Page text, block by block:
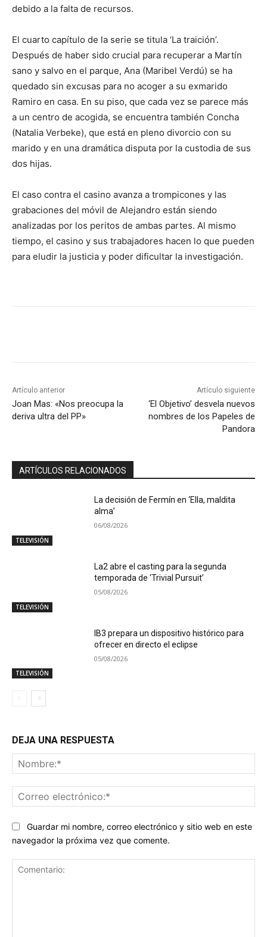
debido a la falta de recursos.
El cuarto capítulo de la serie se titula ‘La traición’.
Después de haber sido crucial para recuperar a Martín
sano y salvo en el parque, Ana (Maribel Verdú) se ha
quedado sin excusas para no acoger a su exmarido
Ramiro en casa. En su piso, que cada vez se parece más
a un centro de acogida, se encuentra también Concha
(Natalia Verbeke), que está en pleno divorcio con su
marido y en una dramática disputa por la custodia de sus
dos hijas.
El caso contra el casino avanza a trompicones y las
grabaciones del móvil de Alejandro están siendo
analizadas por los peritos de ambas partes. Al mismo
tiempo, el casino y sus trabajadores hacen lo que pueden
para eludir la justicia y poder dificultar la investigación.
Artículo anterior
Joan Mas: «Nos preocupa la
deriva ultra del PP»
Artículo siguiente
‘El Objetivo’ desvela nuevos
nombres de los Papeles de
Pandora
ARTÍCULOS RELACIONADOS
TELEVISIÓN
La decisión de Fermín en ‘Ella, maldita
alma’
06/08/2026
TELEVISIÓN
La2 abre el casting para la segunda
temporada de ‘Trivial Pursuit’
05/08/2026
TELEVISIÓN
IB3 prepara un dispositivo histórico para
ofrecer en directo el eclipse
05/08/2026
DEJA UNA RESPUESTA
Guardar mi nombre, correo electrónico y sitio web en este
navegador la próxima vez que comente.